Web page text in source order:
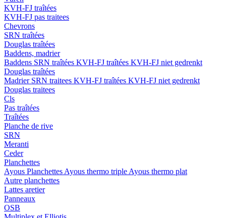
KVH-FJ traîtées
KVH-FJ pas traitees
Chevrons
SRN traîtées
Douglas traîtées
Baddens, madrier
Baddens SRN traîtées KVH-FJ traîtées KVH-FJ niet gedrenkt
Douglas traîtées
Madrier SRN traitees KVH-FJ traîtées KVH-FJ niet gedrenkt
Douglas traitees
Cls
Pas traîtées
Traîtées
Planche de rive
SRN
Meranti
Ceder
Planchettes
Ayous Planchettes Ayous thermo triple Ayous thermo plat
Autre planchettes
Lattes aretier
Panneaux
OSB